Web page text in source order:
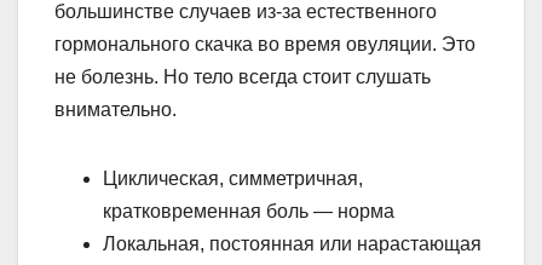
большинстве случаев из-за естественного
гормонального скачка во время овуляции. Это
не болезнь. Но тело всегда стоит слушать
внимательно.
Циклическая, симметричная,
кратковременная боль — норма
Локальная, постоянная или нарастающая